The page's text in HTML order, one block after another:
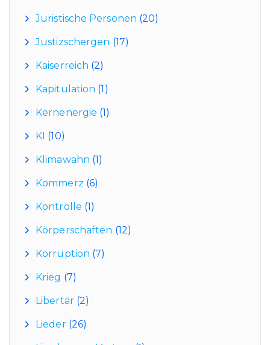
Juristische Personen (20)
Justizschergen (17)
Kaiserreich (2)
Kapitulation (1)
Kernenergie (1)
KI (10)
Klimawahn (1)
Kommerz (6)
Kontrolle (1)
Körperschaften (12)
Korruption (7)
Krieg (7)
Libertär(2)
Lieder(26)